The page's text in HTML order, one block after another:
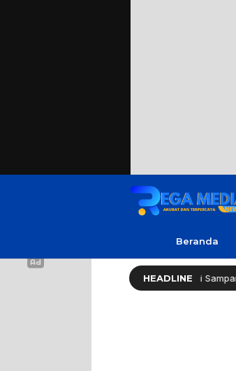
Beranda
HEADLINE
Warga Soal Utang, 3 Pria di Sampang Ditangkap